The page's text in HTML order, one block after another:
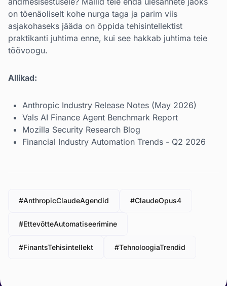
on tõenäoliselt kohe nurga taga ja parim viis
asjakohaseks jääda on õppida tehisintellektist
praktikanti juhtima enne, kui see hakkab juhtima teie
töövoogu.
Allikad:
Anthropic Industry Release Notes (May 2026)
Vals AI Finance Agent Benchmark Report
Mozilla Security Research Blog
Financial Industry Automation Trends - Q2 2026
#AnthropicClaudeAgendid #ClaudeOpus4
#EttevõtteAutomatiseerimine
#FinantsTehisintellekt #TehnoloogiaTrendid